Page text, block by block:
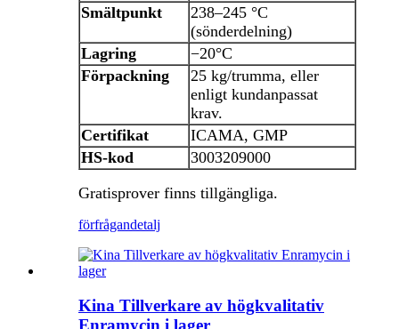
Smältpunkt
238–245 °C
(sönderdelning)
Lagring
−20°C
Förpackning
25 kg/trumma, eller
enligt kundanpassat
krav.
Certifikat
ICAMA, GMP
HS-kod
3003209000
Gratisprover finns tillgängliga.
förfrågandetalj
Kina Tillverkare av högkvalitativ
Enramycin i lager